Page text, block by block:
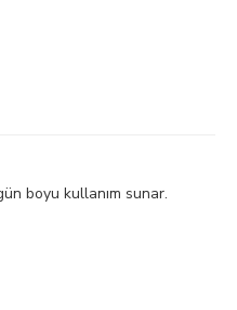
boyu kullanım sunar.